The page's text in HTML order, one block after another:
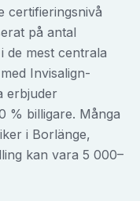
certifieringsnivå
på antal
de mest centrala
Invisalign-
erbjuder
% billigare. Många
i Borlänge,
kan vara 5 000–